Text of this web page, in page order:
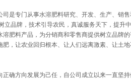
司是专门从事水溶肥料研究、开发、生产、销
立品牌，技术引导农民，真诚服务天下，提升
溶肥料产品，为分销商和零售商提供树立品牌
肥，让农业回归根本、让人们远离激素、让土
正确方向发展为己任，自公司成立以来一直坚